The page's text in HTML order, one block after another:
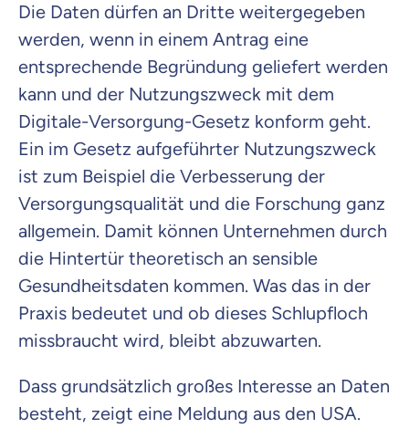
Die Daten dürfen an Dritte weitergegeben
werden, wenn in einem Antrag eine
entsprechende Begründung geliefert werden
kann und der Nutzungszweck mit dem
Digitale-Versorgung-Gesetz konform geht.
Ein im Gesetz aufgeführter Nutzungszweck
ist zum Beispiel die Verbesserung der
Versorgungsqualität und die Forschung ganz
allgemein. Damit können Unternehmen durch
die Hintertür theoretisch an sensible
Gesundheitsdaten kommen. Was das in der
Praxis bedeutet und ob dieses Schlupfloch
missbraucht wird, bleibt abzuwarten.
Dass grundsätzlich großes Interesse an Daten
besteht, zeigt eine Meldung aus den USA.